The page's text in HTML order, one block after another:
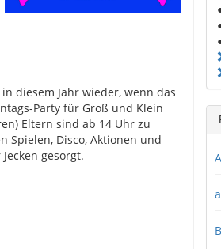
diesem Jahr wieder, wenn das
Party für Groß und Klein
Eltern sind ab 14 Uhr zu
Spielen, Disco, Aktionen und
gesorgt.